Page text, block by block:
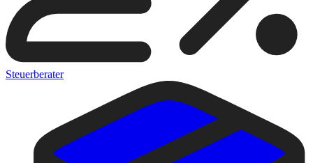
Steuerberater